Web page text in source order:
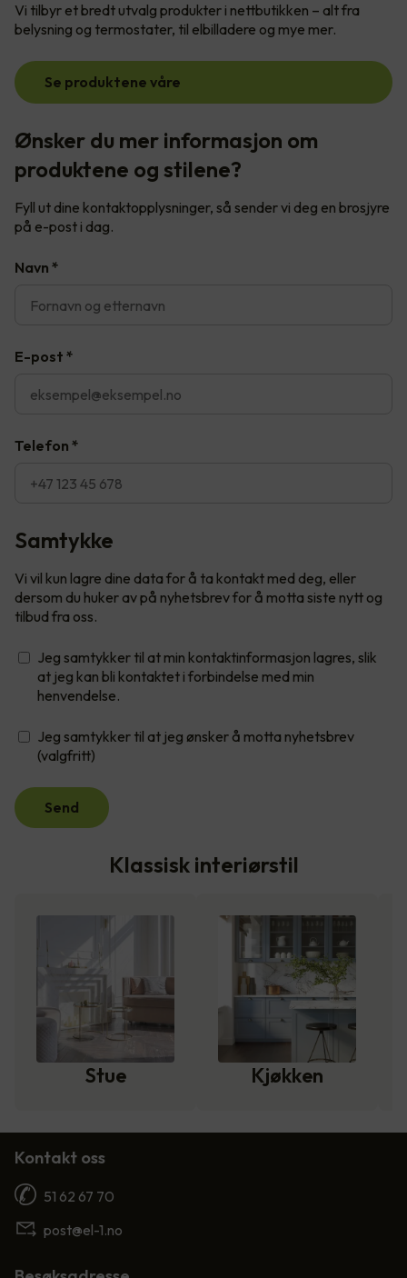
Vi tilbyr et bredt utvalg produkter i nettbutikken – alt fra
belysning og termostater, til elbilladere og mye mer.
Se produktene våre
Ønsker du mer informasjon om
produktene og stilene?
Fyll ut dine kontaktopplysninger, så sender vi deg en brosjyre
på e-post i dag.
Navn *
E-post *
Telefon *
Samtykke
Vi vil kun lagre dine data for å ta kontakt med deg, eller
dersom du huker av på nyhetsbrev for å motta siste nytt og
tilbud fra oss.
Jeg samtykker til at min kontaktinformasjon lagres, slik
at jeg kan bli kontaktet i forbindelse med min
henvendelse.
Jeg samtykker til at jeg ønsker å motta nyhetsbrev
(valgfritt)
Send
Klassisk interiørstil
Stue Kjøkken
Kontakt oss
51 62 67 70
post@el-1.no